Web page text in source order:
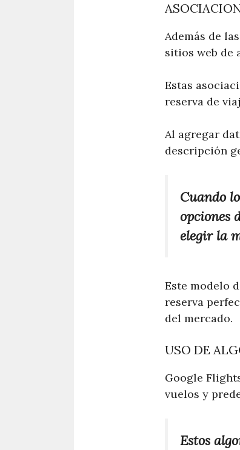
Además de
sitios web de
Estas
reserva de
Al agregar
descripción
Cuando
opciones
elegir la
Este modelo
reserva
del mercado.
USO DE
Google
vuelos y
Estos